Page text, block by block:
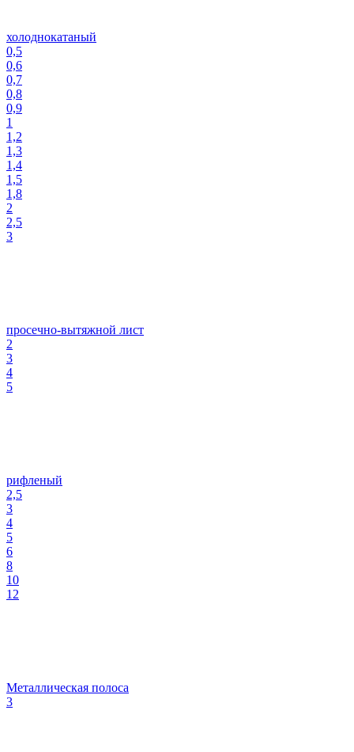
холоднокатаный
0,5
0,6
0,7
0,8
0,9
1
1,2
1,3
1,4
1,5
1,8
2
2,5
3
просечно-вытяжной лист
2
3
4
5
рифленый
2,5
3
4
5
6
8
10
12
Металлическая полоса
3